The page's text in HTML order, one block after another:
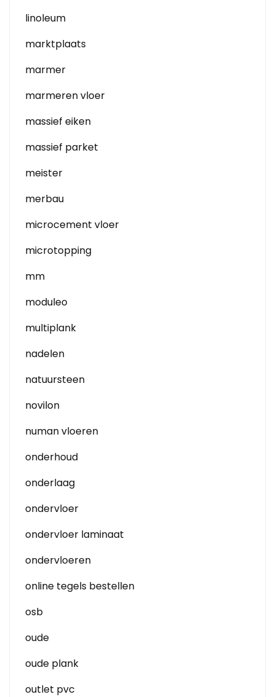
linoleum
marktplaats
marmer
marmeren vloer
massief eiken
massief parket
meister
merbau
microcement vloer
microtopping
mm
moduleo
multiplank
nadelen
natuursteen
novilon
numan vloeren
onderhoud
onderlaag
ondervloer
ondervloer laminaat
ondervloeren
online tegels bestellen
osb
oude
oude plank
outlet pvc